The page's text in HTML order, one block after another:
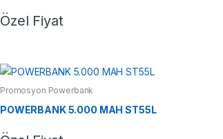
Özel Fiyat
Promosyon Powerbank
POWERBANK 5.000 MAH ST55L